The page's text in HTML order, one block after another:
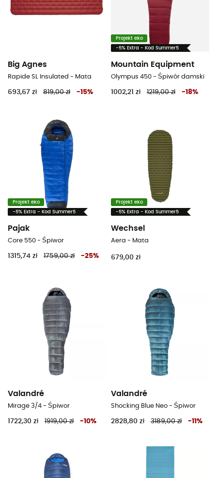
Big Agnes
Rapide SL Insulated - Mata
693,67 zł 819,00 zł -15%
Projekt eko
-5% Extra - Kod Summer5
Mountain Equipment
Olympus 450 - Śpiwór damski
1002,21 zł 1219,00 zł -18%
Projekt eko
-5% Extra - Kod Summer5
Pajak
Core 550 - Śpiwor
1315,74 zł 1759,00 zł -25%
Projekt eko
-5% Extra - Kod Summer5
Wechsel
Aera - Mata
679,00 zł
Valandré
Mirage 3/4 - Śpiwor
1722,30 zł 1919,00 zł -10%
Valandré
Shocking Blue Neo - Śpiwor
2828,80 zł 3189,00 zł -11 %